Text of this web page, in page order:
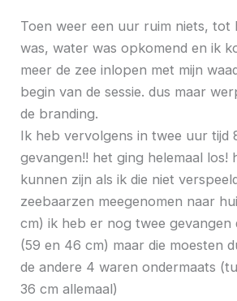
Toen weer een uur ruim niets, tot
was, water was opkomend en ik
meer de zee inlopen met mijn
begin van de sessie. dus maar
de branding.
Ik heb vervolgens in twee uur tijd
gevangen!! het ging helemaal los!
kunnen zijn als ik die niet
zeebaarzen meegenomen naar
cm) ik heb er nog twee gevangen
(59 en 46 cm) maar die moesten
de andere 4 waren ondermaats
36 cm allemaal)